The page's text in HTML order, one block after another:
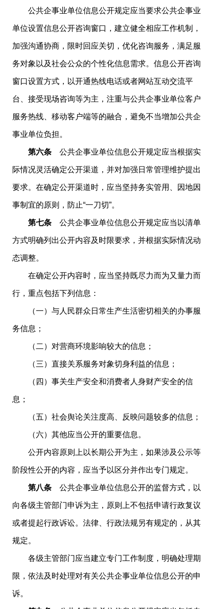
公共企事业单位信息公开规定应当要求公共企事业
单位设置信息公开咨询窗口，建立健全相应工作机制，
加强沟通协商，限时回应关切，优化咨询服务，满足服
务对象以及社会公众的个性化信息需求。信息公开咨询
窗口设置方式，以开通热线电话或者网站互动交流平
台、接受现场咨询等为主，注重与公共企事业单位客户
服务热线、移动客户端等的融合，避免不当增加公共企
事业单位负担。
第六条 公共企事业单位信息公开规定应当根据实
际情况灵活确定公开渠道，并对加强日常管理维护提出
要求。在确定公开渠道时，应当坚持务实管用、因地因
事制宜的原则，防止“一刀切”。
第七条 公共企事业单位信息公开规定应当以清单
方式明确列出公开内容及时限要求，并根据实际情况动
态调整。
在确定公开内容时，应当坚持既尽力而为又量力而
行，重点包括下列信息：
（一）与人民群众日常生产生活密切相关的办事服
务信息；
（二）对营商环境影响较大的信息；
（三）直接关系服务对象切身利益的信息；
（四）事关生产安全和消费者人身财产安全的信
息；
（五）社会舆论关注度高、反映问题较多的信息；
（六）其他应当公开的重要信息。
公开内容原则上以长期公开为主，如果涉及公示等
阶段性公开的内容，应当予以区分并作出专门规定。
第八条 公共企事业单位信息公开的监督方式，以
向各级主管部门申诉为主，原则上不包括申请行政复议
或者提起行政诉讼。法律、行政法规另有规定的，从其
规定。
各级主管部门应当建立专门工作制度，明确处理期
限，依法及时处理对有关公共企事业单位信息公开的申
诉。